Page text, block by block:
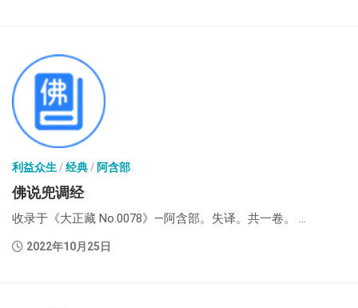
利益众生/经典/ 阿含部
佛说兜调经
收录于《大正藏 No.0078》—阿含部。失译。共一卷。 ...
2022年10月25日